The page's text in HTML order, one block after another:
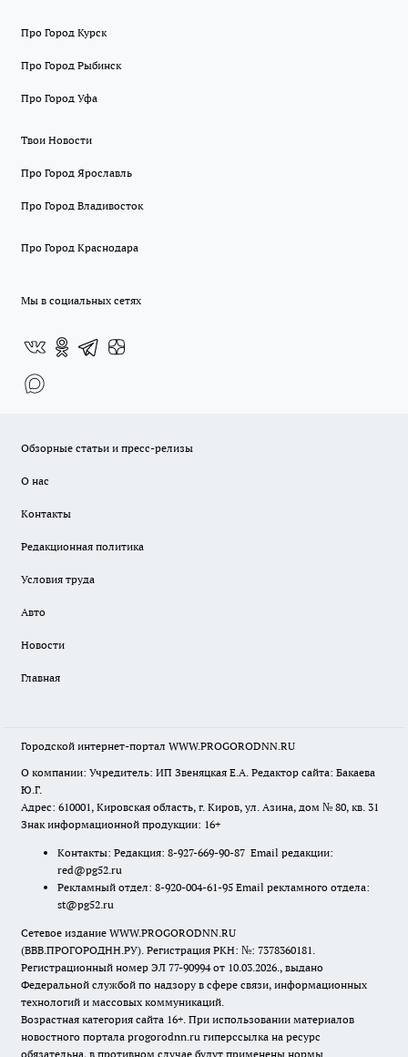
Про Город Курск
Про Город Рыбинск
Про Город Уфа
Твои Новости
Про Город Ярославль
Про Город Владивосток
Про Город Краснодара
Мы в социальных сетях
Обзорные статьи и пресс-релизы
О нас
Контакты
Редакционная политика
Условия труда
Авто
Новости
Главная
Городской интернет-портал WWW.PROGORODNN.RU
О компании: Учредитель: ИП Звеняцкая Е.А. Редактор сайта: Бакаева
Ю.Г.
Адрес: 610001, Кировская область, г. Киров, ул. Азина, дом № 80, кв. 31
Знак информационной продукции: 16+
Контакты: Редакция: 8-927-669-90-87 Email редакции:
red@pg52.ru
Рекламный отдел: 8-920-004-61-95 Email рекламного отдела:
st@pg52.ru
Сетевое издание WWW.PROGORODNN.RU
(ВВВ.ПРОГОРОДНН.РУ). Регистрация РКН: №: 7378360181.
Регистрационный номер ЭЛ 77-90994 от 10.03.2026., выдано
Федеральной службой по надзору в сфере связи, информационных
технологий и массовых коммуникаций.
Возрастная категория сайта 16+. При использовании материалов
новостного портала progorodnn.ru гиперссылка на ресурс
обязательна, в противном случае будут применены нормы